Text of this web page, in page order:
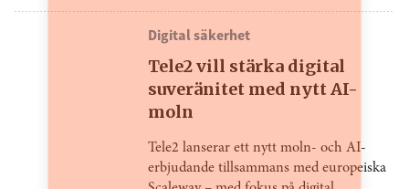
Digital säkerhet
Tele2 vill stärka digital
suveränitet med nytt AI-
moln
Tele2 lanserar ett nytt moln- och AI-
erbjudande tillsammans med europeiska